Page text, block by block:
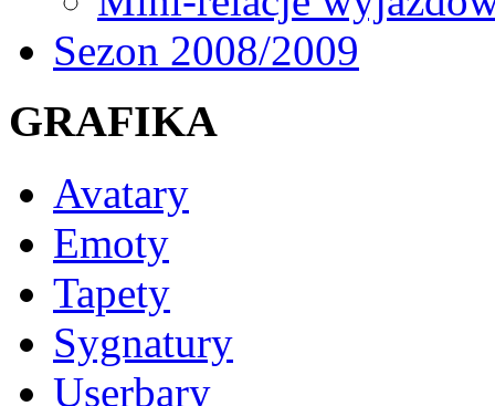
Sezon 2008/2009
GRAFIKA
Avatary
Emoty
Tapety
Sygnatury
Userbary